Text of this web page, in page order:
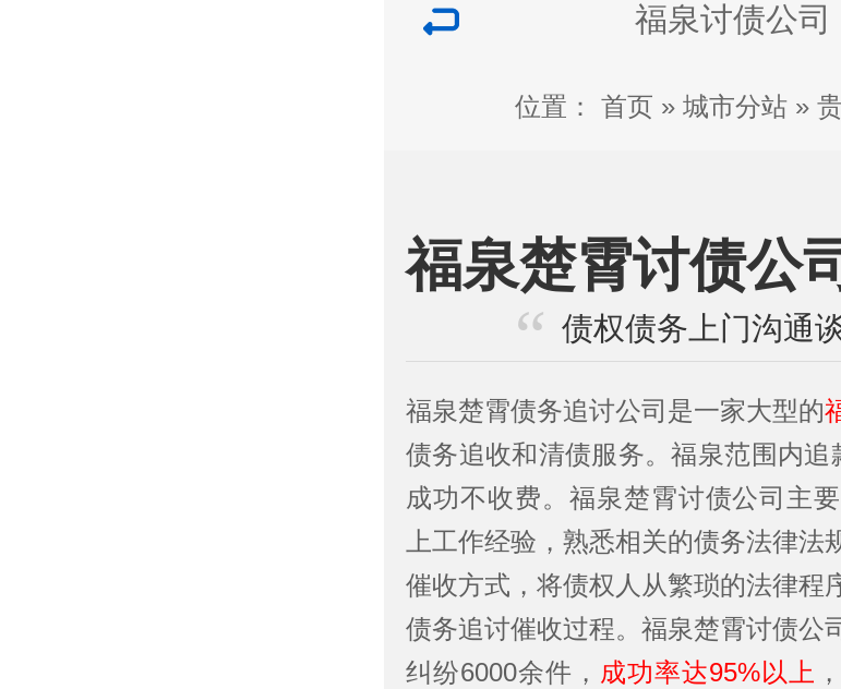
福泉讨债公司
位置： 首页 » 城市分站 »
福泉楚霄讨债公
债权债务上门沟通
福泉楚霄债务追讨公司是一家大型的
债务追收和清债服务。福泉范围内追
成功不收费。福泉楚霄讨债公司主
上工作经验，熟悉相关的债务法律法
催收方式，将债权人从繁琐的法律程
债务追讨催收过程。福泉楚霄讨债公
纠纷6000余件， 成功率达95%以上